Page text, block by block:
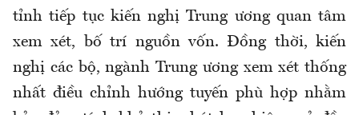
tỉnh tiếp tục kiến nghị Trung ương quan tâm
xem xét, bố trí nguồn vốn. Đồng thời, kiến
nghị các bộ, ngành Trung ương xem xét thống
nhất điều chỉnh hướng tuyến phù hợp nhằm